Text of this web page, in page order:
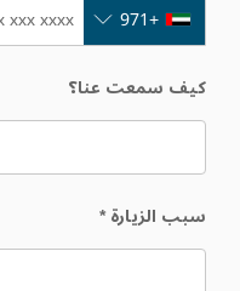
+971
كيف سمعت عنا؟
سبب الزيارة*